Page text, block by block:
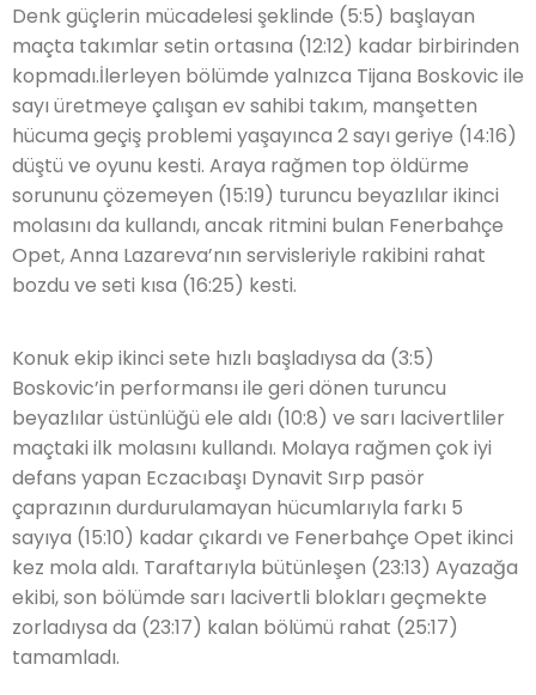
Denk güçlerin mücadelesi şeklinde (5:5) başlayan
maçta takımlar setin ortasına (12:12) kadar birbirinden
kopmadı.İlerleyen bölümde yalnızca Tijana Boskovic ile
sayı üretmeye çalışan ev sahibi takım, manşetten
hücuma geçiş problemi yaşayınca 2 sayı geriye (14:16)
düştü ve oyunu kesti. Araya rağmen top öldürme
sorununu çözemeyen (15:19) turuncu beyazlılar ikinci
molasını da kullandı,ancak ritmini bulan Fenerbahçe
Opet,Anna Lazareva’nın servisleriyle rakibini rahat
bozdu ve seti kısa (16:25) kesti.
Konuk ekip ikinci sete hızlı başladıysa da (3:5)
Boskovic’in performansı ile geri dönen turuncu
beyazlılar üstünlüğü ele aldı (10:8) ve sarı lacivertliler
maçtaki ilk molasını kullandı. Molaya rağmen çok iyi
defans yapan Eczacıbaşı Dynavit Sırp pasör
çaprazının durdurulamayan hücumlarıyla farkı 5
sayıya (15:10) kadar çıkardı ve Fenerbahçe Opet ikinci
kez mola aldı. Taraftarıyla bütünleşen (23:13) Ayazağa
ekibi,son bölümde sarı lacivertli blokları geçmekte
zorladıysa da (23:17) kalan bölümü rahat (25:17)
tamamladı.